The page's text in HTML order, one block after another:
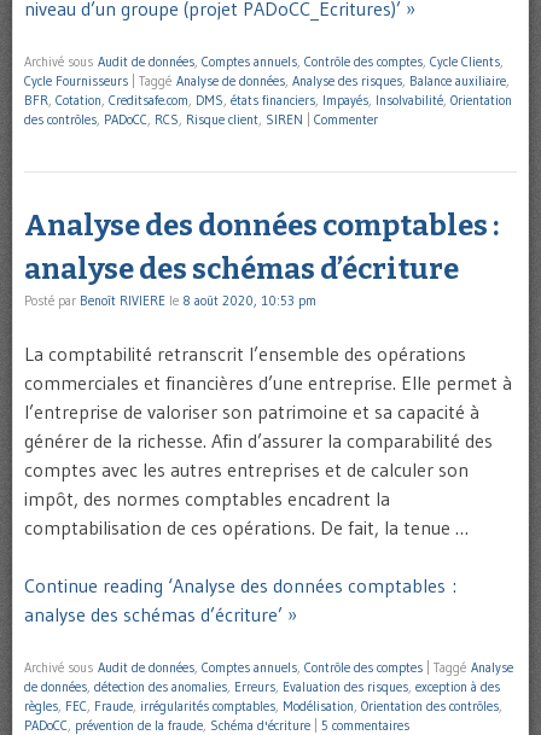
niveau d’un groupe (projet PADoCC_Ecritures)’ »
Archivé sous Audit de données, Comptes annuels, Contrôle des comptes, Cycle Clients,
Cycle Fournisseurs
Taggé Analyse de données, Analyse des risques, Balance auxiliaire,
BFR, Cotation, Creditsafe.com, DMS, états financiers, Impayés, Insolvabilité, Orientation
des contrôles, PADoCC, RCS, Risque client, SIREN Commenter
Analyse des données comptables :
analyse des schémas d’écriture
Posté par Benoît RIVIERE le 8 août 2020, 10:53 pm
La comptabilité retranscrit l’ensemble des opérations
commerciales et financières d’une entreprise. Elle permet à
l’entreprise de valoriser son patrimoine et sa capacité à
générer de la richesse. Afin d’assurer la comparabilité des
comptes avec les autres entreprises et de calculer son
impôt, des normes comptables encadrent la
comptabilisation de ces opérations. De fait, la tenue …
Continue reading ‘Analyse des données comptables :
analyse des schémas d’écriture’ »
Archivé sous Audit de données, Comptes annuels, Contrôle des comptes Taggé Analyse
de données, détection des anomalies, Erreurs, Evaluation des risques, exception à des
règles, FEC, Fraude, irrégularités comptables, Modélisation, Orientation des contrôles,
PADoCC, prévention de la fraude, Schéma d'écriture 5 commentaires